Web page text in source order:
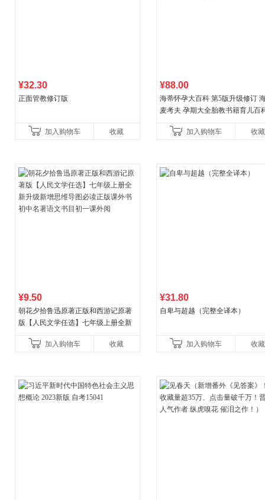
¥32.30
正面管教修订版
加入购物车 收藏
¥88.00
海蒂怀孕大百科 第5版升级修订
麦考夫 孕期大全胎教书籍育儿百
健养生百科读物当
加入购物车 收藏
¥9.50
朝花夕拾鲁迅原著正版和西游记原著
版【人民文学任选】七年级上册全新
中名著语文书目初一课外阅
加入购物车 收藏
¥31.80
自卑与超越（完整全译本）
加入购物车 收藏